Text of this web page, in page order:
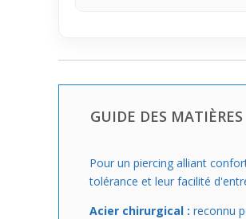
GUIDE DES MATIÈRES
Pour un piercing alliant
tolérance et leur facilité
Acier chirurgical : reconnu